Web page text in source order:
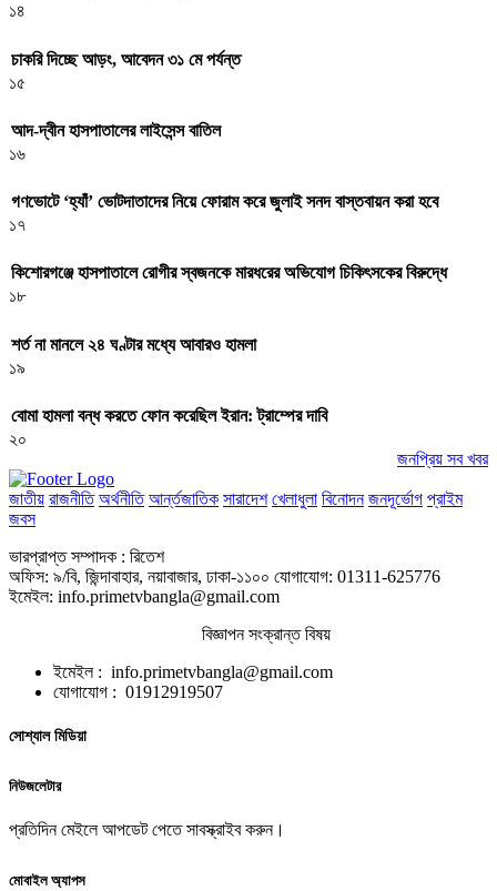
১৪
চাকরি দিচ্ছে আড়ং, আবেদন ৩১ মে পর্যন্ত
১৫
আদ-দ্বীন হাসপাতালের লাইসেন্স বাতিল
১৬
গণভোটে ‘হ্যাঁ’ ভোটদাতাদের নিয়ে ফোরাম করে জুলাই সনদ বাস্তবায়ন করা হবে
১৭
কিশোরগঞ্জে হাসপাতালে রোগীর স্বজনকে মারধরের অভিযোগ চিকিৎসকের বিরুদ্ধে
১৮
শর্ত না মানলে ২৪ ঘণ্টার মধ্যে আবারও হামলা
১৯
বোমা হামলা বন্ধ করতে ফোন করেছিল ইরান: ট্রাম্পের দাবি
২০
জনপ্রিয় সব খবর
জাতীয় রাজনীতি অর্থনীতি আর্ন্তজাতিক সারাদেশ খেলাধুলা বিনোদন জনদূর্ভোগ প্রাইম
জবস
ভারপ্রাপ্ত সম্পাদক : রিতেশ
অফিস: ৯/বি, জিন্দাবাহার, নয়াবাজার, ঢাকা-১১০০ যোগাযোগ: 01311-625776
ইমেইল: info.primetvbangla@gmail.com
বিজ্ঞাপন সংক্রান্ত বিষয়
ইমেইল : info.primetvbangla@gmail.com
যোগাযোগ : 01912919507
সোশ্যাল মিডিয়া
নিউজলেটার
প্রতিদিন মেইলে আপডেট পেতে সাবস্ক্রাইব করুন।
মোবাইল অ্যাপস